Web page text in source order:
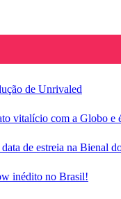
de Unrivaled
vitalício com a Globo e
de estreia na Bienal
inédito no Brasil!